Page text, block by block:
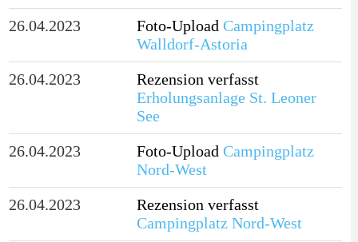
26.04.2023
Foto-Upload Campingplatz
Walldorf-Astoria
26.04.2023
Rezension verfasst
Erholungsanlage St. Leoner
See
26.04.2023
Foto-Upload Campingplatz
Nord-West
26.04.2023
Rezension verfasst
Campingplatz Nord-West